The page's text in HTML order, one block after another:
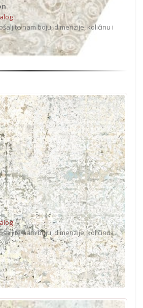
nam boju, dimenzije, količinu i
nam boju, dimenzije, količinu i